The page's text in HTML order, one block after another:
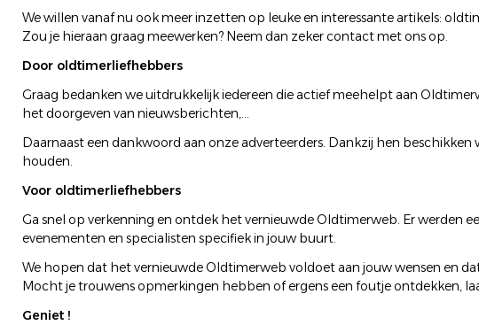
We willen vanaf nu ook meer inzetten op leuke en interessante artikels:
Zou je hieraan graag meewerken? Neem dan zeker contact met ons op.
Door oldtimerliefhebbers
Graag bedanken we uitdrukkelijk iedereen die actief meehelpt aan
het doorgeven van nieuwsberichten,...
Daarnaast een dankwoord aan onze adverteerders. Dankzij hen
houden.
Voor oldtimerliefhebbers
Ga snel op verkenning en ontdek het vernieuwde Oldtimerweb. Er werden
evenementen en specialisten specifiek in jouw buurt.
We hopen dat het vernieuwde Oldtimerweb voldoet aan jouw wensen en
Mocht je trouwens opmerkingen hebben of ergens een foutje ontdekken,
Geniet !